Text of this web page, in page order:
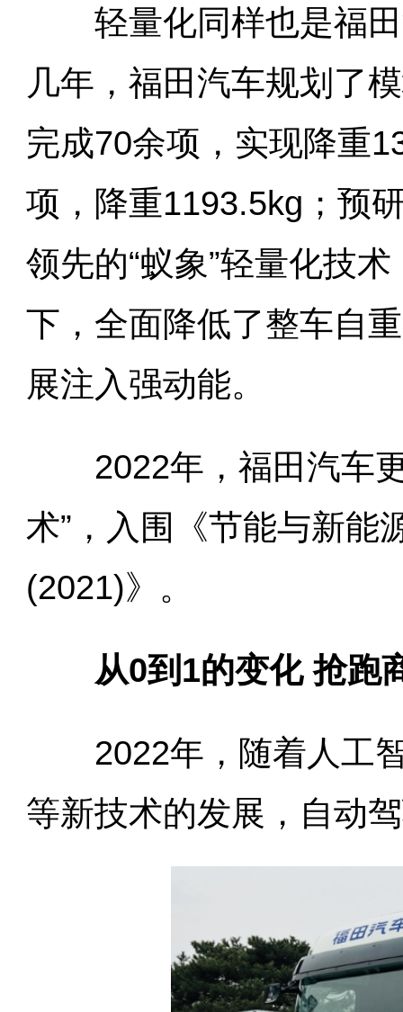
轻量化同样也是福田
几年，福田汽车规划了
完成70余项，实现降重
项，降重1193.5kg；预
领先的“蚁象”轻量化技
下，全面降低了整车自
展注入强动能。
2022年，福田汽车更
术”，入围《节能与新能
(2021)》。
从0到1的变化 抢跑
2022年，随着人工智
等新技术的发展，自动